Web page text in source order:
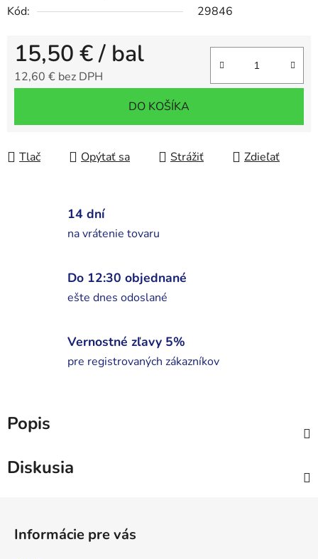
Kód:
29846
15,50 €/ bal
12,60 € bez DPH
DO KOŠÍKA
Tlač Opýtať sa Strážiť Zdieľať
14 dní
na vrátenie tovaru
Do 12:30 objednané
ešte dnes odoslané
Vernostné zľavy 5%
pre registrovaných zákazníkov
Popis
Diskusia
Informácie pre vás